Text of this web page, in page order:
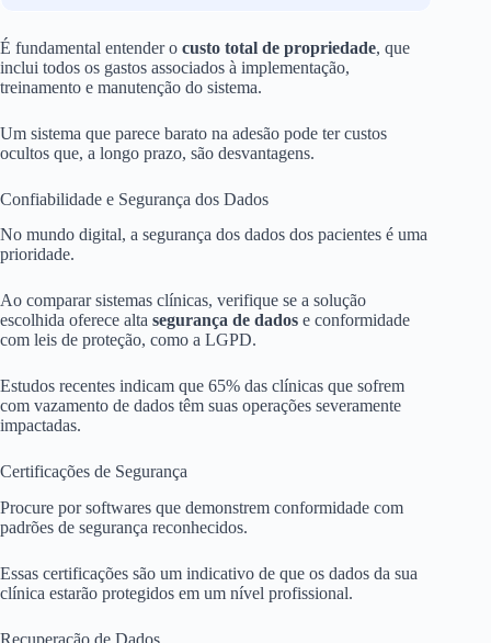
É fundamental entender o custo total de propriedade, que
inclui todos os gastos associados à implementação,
treinamento e manutenção do sistema.
Um sistema que parece barato na adesão pode ter custos
ocultos que, a longo prazo, são desvantagens.
Confiabilidade e Segurança dos Dados
No mundo digital, a segurança dos dados dos pacientes é uma
prioridade.
Ao comparar sistemas clínicas, verifique se a solução
escolhida oferece alta segurança de dados e conformidade
com leis de proteção, como a LGPD.
Estudos recentes indicam que 65% das clínicas que sofrem
com vazamento de dados têm suas operações severamente
impactadas.
Certificações de Segurança
Procure por softwares que demonstrem conformidade com
padrões de segurança reconhecidos.
Essas certificações são um indicativo de que os dados da sua
clínica estarão protegidos em um nível profissional.